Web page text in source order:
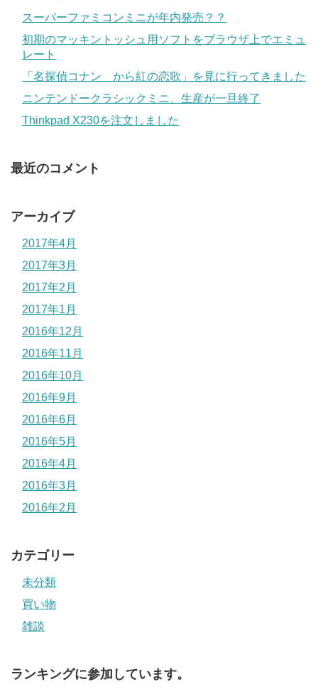
スーパーファミコンミニが年内発売？？
初期のマッキントッシュ用ソフトをブラウザ上でエミュ
レート
「名探偵コナン から紅の恋歌」を見に行ってきました
ニンテンドークラシックミニ、生産が一旦終了
Thinkpad X230を注文しました
最近のコメント
アーカイブ
2017年4月
2017年3月
2017年2月
2017年1月
2016年12月
2016年11月
2016年10月
2016年9月
2016年6月
2016年5月
2016年4月
2016年3月
2016年2月
カテゴリー
未分類
買い物
雑談
ランキングに参加しています。